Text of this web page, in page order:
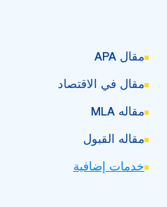
مقال APA
مقال في الاقتصاد
مقاله MLA
مقاله القبول
خدمات إضافية